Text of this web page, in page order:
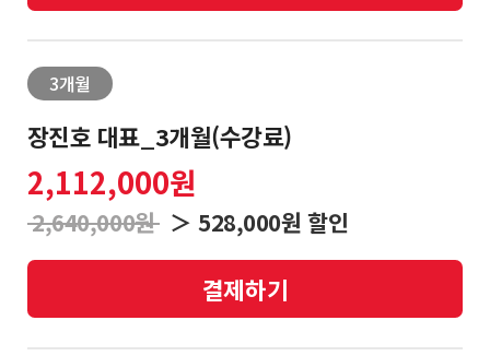
문
리
딩
종
목
뉴
스
3개월
장진호 대표_3개월(수강료)
2,112,000원
2,640,000원 ＞ 528,000원 할인
결제하기